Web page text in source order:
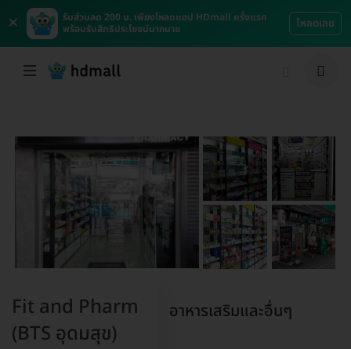
×
รับส่วนลด 200 บ. เพียงโหลดแอป HDmall ครั้งแรก
พร้อมรับสิทธิประโยชน์มากมาย
โหลดเลย
Fit and Pharm
(BTS อุดมสุข)
อาหารเสริมและอื่นๆ